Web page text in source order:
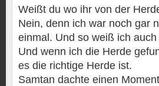
Weißt du wo ihr von der
Nein, denn ich war noch gar
einmal. Und so weiß ich
Und wenn ich die Herde
es die richtige Herde ist.
Samtan dachte einen